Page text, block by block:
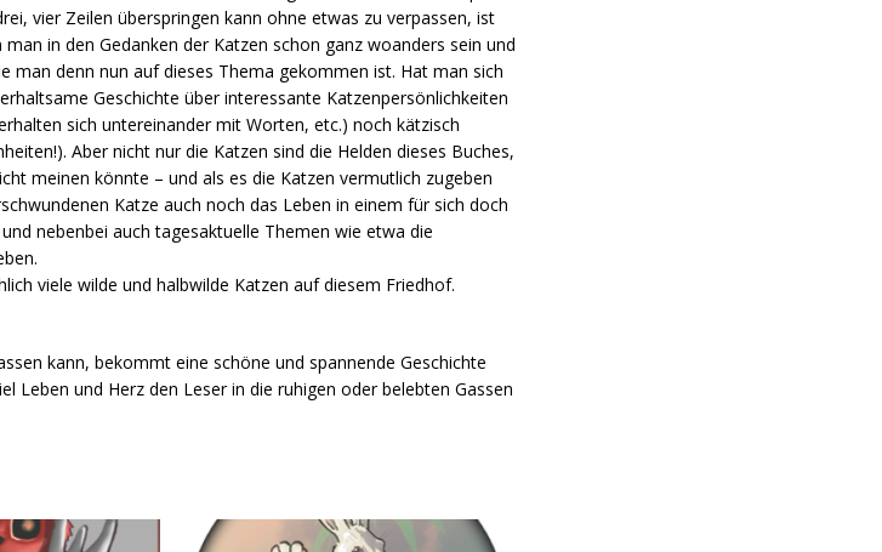
vier Zeilen überspringen kann ohne etwas zu verpassen, ist
in den Gedanken der Katzen schon ganz woanders sein und
man denn nun auf dieses Thema gekommen ist. Hat man sich
Geschichte über interessante Katzenpersönlichkeiten
sich untereinander mit Worten, etc.) noch kätzisch
Aber nicht nur die Katzen sind die Helden dieses Buches,
meinen könnte – und als es die Katzen vermutlich zugeben
Katze auch noch das Leben in einem für sich doch
nebenbei auch tagesaktuelle Themen wie etwa die
viele wilde und halbwilde Katzen auf diesem Friedhof.
kann, bekommt eine schöne und spannende Geschichte
Leben und Herz den Leser in die ruhigen oder belebten Gassen